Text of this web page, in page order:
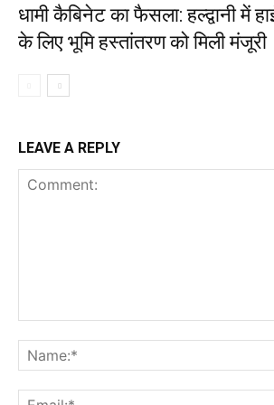
धामी कैबिनेट का फैसला: हल्द्वानी में
के लिए भूमि हस्तांतरण को मिली मंजूरी
LEAVE A REPLY